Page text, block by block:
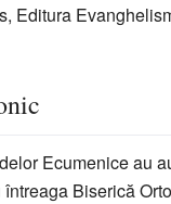
Editura
Ecumenice au
Biserică